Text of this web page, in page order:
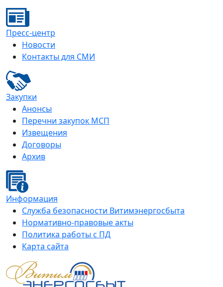
Пресс-центр
Новости
Контакты для СМИ
Закупки
Анонсы
Перечни закупок МСП
Извещения
Договоры
Архив
Информация
Служба безопасности Витимэнергосбыта
Нормативно-правовые акты
Политика работы с ПД
Карта сайта